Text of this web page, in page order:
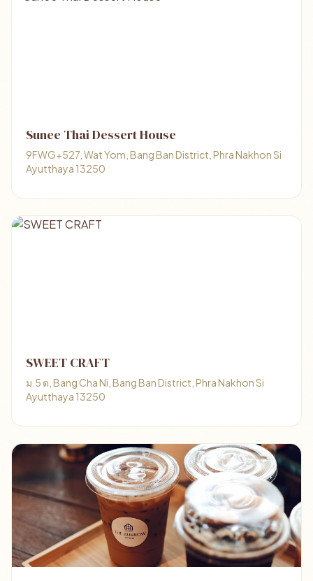
Sunee Thai Dessert House
9FWG+527, Wat Yom, Bang Ban District, Phra Nakhon Si
Ayutthaya 13250
SWEET CRAFT
ม.5 ต, Bang Cha Ni, Bang Ban District, Phra Nakhon Si
Ayutthaya 13250